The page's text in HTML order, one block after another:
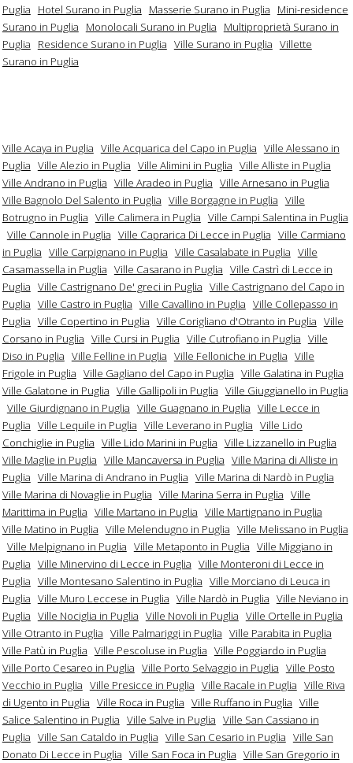
Puglia
Hotel Surano in Puglia Masserie Surano in Puglia
Mini-residence
Surano in Puglia
Monolocali Surano in Puglia
Multiproprietà Surano in
Puglia
Residence Surano in Puglia Ville Surano in Puglia Villette
Surano in Puglia
Ville Acaya in Puglia Ville Acquarica del Capo in Puglia Ville Alessano in
Puglia Ville Alezio in Puglia Ville Alimini in Puglia Ville Alliste in Puglia
Ville Andrano in Puglia Ville Aradeo in Puglia Ville Arnesano in Puglia
Ville Bagnolo Del Salento in Puglia Ville Borgagne in Puglia Ville
Botrugno in Puglia Ville Calimera in Puglia Ville Campi Salentina in Puglia
Ville Cannole in Puglia Ville Caprarica Di Lecce in Puglia Ville Carmiano
in Puglia Ville Carpignano in Puglia Ville Casalabate in Puglia Ville
Casamassella in Puglia Ville Casarano in Puglia Ville Castrì di Lecce in
Puglia Ville Castrignano De' greci in Puglia Ville Castrignano del Capo in
Puglia Ville Castro in Puglia Ville Cavallino in Puglia Ville Collepasso in
Puglia Ville Copertino in Puglia Ville Corigliano d'Otranto in Puglia Ville
Corsano in Puglia Ville Cursi in Puglia Ville Cutrofiano in Puglia Ville
Diso in Puglia Ville Felline in Puglia Ville Felloniche in Puglia Ville
Frigole in Puglia Ville Gagliano del Capo in Puglia Ville Galatina in Puglia
Ville Galatone in Puglia Ville Gallipoli in Puglia Ville Giuggianello in Puglia
Ville Giurdignano in Puglia Ville Guagnano in Puglia Ville Lecce in
Puglia Ville Lequile in Puglia Ville Leverano in Puglia Ville Lido
Conchiglie in Puglia Ville Lido Marini in Puglia Ville Lizzanello in Puglia
Ville Maglie in Puglia Ville Mancaversa in Puglia Ville Marina di Alliste in
Puglia Ville Marina di Andrano in Puglia Ville Marina di Nardò in Puglia
Ville Marina di Novaglie in Puglia Ville Marina Serra in Puglia Ville
Marittima in Puglia Ville Martano in Puglia Ville Martignano in Puglia
Ville Matino in Puglia Ville Melendugno in Puglia Ville Melissano in Puglia
Ville Melpignano in Puglia Ville Metaponto in Puglia Ville Miggiano in
Puglia Ville Minervino di Lecce in Puglia Ville Monteroni di Lecce in
Puglia Ville Montesano Salentino in Puglia Ville Morciano di Leuca in
Puglia Ville Muro Leccese in Puglia Ville Nardò in Puglia Ville Neviano in
Puglia Ville Nociglia in Puglia Ville Novoli in Puglia Ville Ortelle in Puglia
Ville Otranto in Puglia Ville Palmariggi in Puglia Ville Parabita in Puglia
Ville Patù in Puglia Ville Pescoluse in Puglia Ville Poggiardo in Puglia
Ville Porto Cesareo in Puglia Ville Porto Selvaggio in Puglia Ville Posto
Vecchio in Puglia Ville Presicce in Puglia Ville Racale in Puglia Ville Riva
di Ugento in Puglia Ville Roca in Puglia Ville Ruffano in Puglia Ville
Salice Salentino in Puglia Ville Salve in Puglia Ville San Cassiano in
Puglia Ville San Cataldo in Puglia Ville San Cesario in Puglia Ville San
Donato Di Lecce in Puglia Ville San Foca in Puglia Ville San Gregorio in